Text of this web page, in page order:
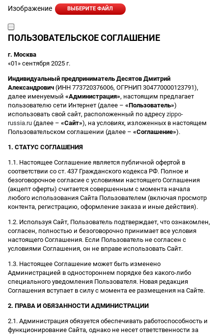
Изображение ВЫБЕРИТЕ ФАЙЛ
ПОЛЬЗОВАТЕЛЬСКОЕ СОГЛАШЕНИЕ
г. Москва
«01» сентября 2025 г.
Индивидуальный предприниматель Десятов Дмитрий
Александрович (ИНН 773720376006, ОГРНИП 304770000123791),
далее именуемый «Администрация», настоящим предлагает
пользователю сети Интернет (далее – «Пользователь»)
использовать свой сайт, расположенный по адресу zippo-
russia.ru (далее – «Сайт»), на условиях, изложенных в настоящем
Пользовательском соглашении (далее – «Соглашение»).
1. СТАТУС СОГЛАШЕНИЯ
1.1. Настоящее Соглашение является публичной офертой в
соответствии со ст. 437 Гражданского кодекса РФ. Полное и
безоговорочное согласие с условиями настоящего Соглашения
(акцепт оферты) считается совершенным с момента начала
любого использования Сайта Пользователем (включая просмотр
контента, регистрацию, оформление заказа и иные действия).
1.2. Используя Сайт, Пользователь подтверждает, что ознакомлен,
согласен, полностью и безоговорочно принимает все условия
настоящего Соглашения. Если Пользователь не согласен с
условиями Соглашения, он не вправе использовать Сайт.
1.3. Настоящее Соглашение может быть изменено
Администрацией в одностороннем порядке без какого-либо
специального уведомления Пользователя. Новая редакция
Соглашения вступает в силу с момента ее размещения на Сайте.
2. ПРАВА И ОБЯЗАННОСТИ АДМИНИСТРАЦИИ
2.1. Администрация обязуется обеспечивать работоспособность и
функционирование Сайта, однако не несет ответственности за